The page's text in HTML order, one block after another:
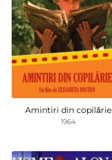
Amintiri din copilărie
1964